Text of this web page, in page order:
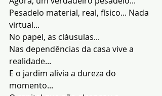
Pesadelo material, real, físico... Nada
virtual...
No papel, as cláusulas...
Nas dependências da casa vive a
realidade...
E o jardim alivia a dureza do
momento...